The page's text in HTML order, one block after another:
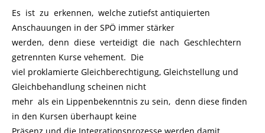
Es ist zu erkennen, welche zutiefst antiquierten
Anschauungen in der SPÖ immer stärker
werden, denn diese verteidigt die nach Geschlechtern
getrennten Kurse vehement. Die
viel proklamierte Gleichberechtigung, Gleichstellung und
Gleichbehandlung scheinen nicht
mehr als ein Lippenbekenntnis zu sein, denn diese finden
in den Kursen überhaupt keine